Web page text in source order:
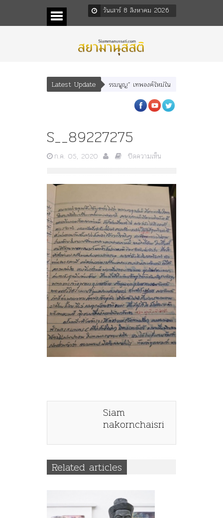
วันเสาร์ 8 สิงหาคม 2026
Latest Update
เสนา” “อรุณเทพบุตร” และ “เทพีรัฐธรรมนูญ” เทพองค์ใหม่ใน “ศิลปะคณะราษฎร”
S__89227275
ก.ค. 05, 2020 ปิดความเห็น
S__89227275
Siam
nakornchaisri
Related articles